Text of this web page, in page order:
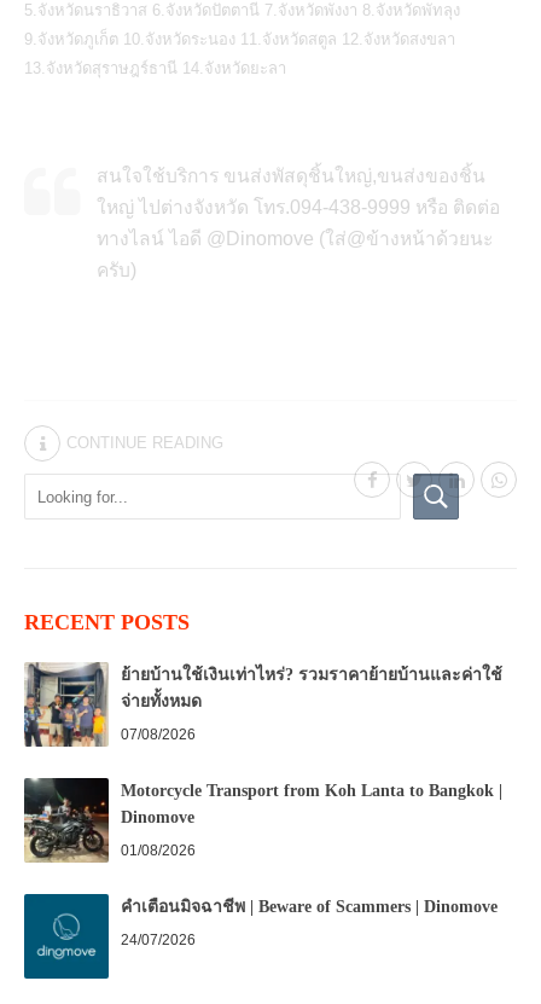
5.จังหวัดนราธิวาส 6.จังหวัดปัตตานี 7.จังหวัดพังงา 8.จังหวัดพัทลุง
9.จังหวัดภูเก็ต 10.จังหวัดระนอง 11.จังหวัดสตูล 12.จังหวัดสงขลา
13.จังหวัดสุราษฎร์ธานี 14.จังหวัดยะลา
สนใจใช้บริการ ขนส่งพัสดุชิ้นใหญ่,ขนส่งของชิ้น
ใหญ่ ไปต่างจังหวัด โทร.094-438-9999 หรือ ติดต่อ
ทางไลน์ ไอดี @Dinomove (ใส่@ข้างหน้าด้วยนะ
ครับ)
CONTINUE READING
RECENT POSTS
ย้ายบ้านใช้เงินเท่าไหร่? รวมราคาย้ายบ้านและค่าใช้
จ่ายทั้งหมด
07/08/2026
Motorcycle Transport from Koh Lanta to Bangkok |
Dinomove
01/08/2026
คำเตือนมิจฉาชีพ | Beware of Scammers | Dinomove
24/07/2026